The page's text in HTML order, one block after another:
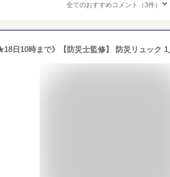
全てのおすすめコメント（3件）